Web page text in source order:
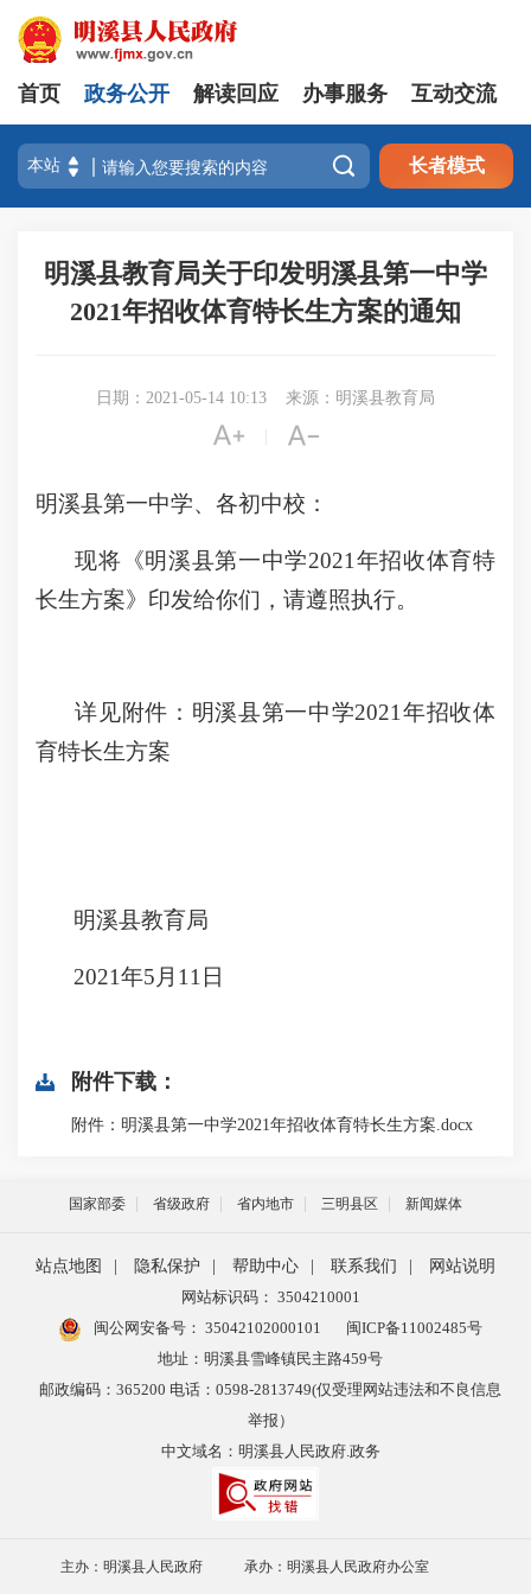
首页 政务公开 解读回应 办事服务 互动交流
 长者模式
明溪县教育局关于印发明溪县第一中学
2021年招收体育特长生方案的通知
日期：2021-05-14 10:13 来源：明溪县教育局
 
明溪县第一中学、各初中校：
现将《明溪县第一中学2021年招收体育特
长生方案》印发给你们，请遵照执行。
详见附件：明溪县第一中学2021年招收体
育特长生方案
明溪县教育局
2021年5月11日
附件下载：
附件：明溪县第一中学2021年招收体育特长生方案.docx
国家部委 省级政府 省内地市 三明县区 新闻媒体
站点地图 隐私保护 帮助中心 联系我们
网站说明
网站标识码： 3504210001
闽公网安备号： 35042102000101
闽ICP备11002485号
地址：明溪县雪峰镇民主路459号
邮政编码：365200 电话：0598-2813749(仅受理网站违法和不良信息
举报）
中文域名：明溪县人民政府.政务
主办：明溪县人民政府 承办：明溪县人民政府办公室